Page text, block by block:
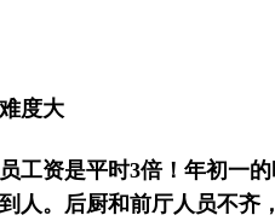
难度大
工资是平时3倍！年初一
人。后厨和前厅人员不齐